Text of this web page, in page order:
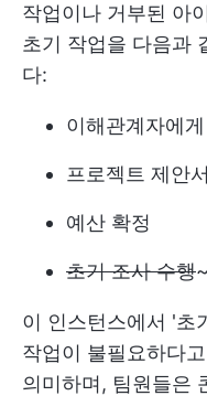
작업이나 거부된 아
초기 작업을 다음과
다:
이해관계자에
프로젝트 제안
예산 확정
초기 조사 수행~
이 인스턴스에서 '초
작업이 불필요하다
의미하며, 팀원들은